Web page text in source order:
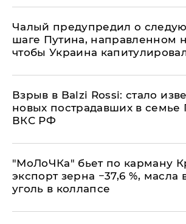
Чалый предупредил о
шаге Путина, направленном
чтобы Украина
Взрыв в Balzi Rossi: стало
новых пострадавших в семье
ВКС РФ
​"МоЛоЧКа" бьет по карману
экспорт зерна −37,6 %, масла
уголь в коллапсе